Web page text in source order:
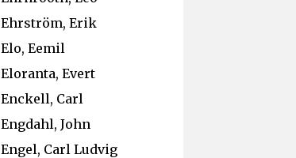
Ehrström, Erik
Elo, Eemil
Eloranta, Evert
Enckell, Carl
Engdahl, John
Engel, Carl Ludvig